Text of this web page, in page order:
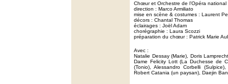
Chœur et Orchestre de l’Opéra national
direction : Marco Armiliato
mise en scène & costumes : Laurent
décors : Chantal Thomas
éclairages : Joël Adam
chorégraphie : Laura Scozzi
préparation du chœur : Patrick Marie
Avec :
Natalie Dessay (Marie), Doris
Dame Felicity Lott (La Duchesse de
(Tonio), Alessandro Corbelli
Robert Catania (un paysan), Daejin